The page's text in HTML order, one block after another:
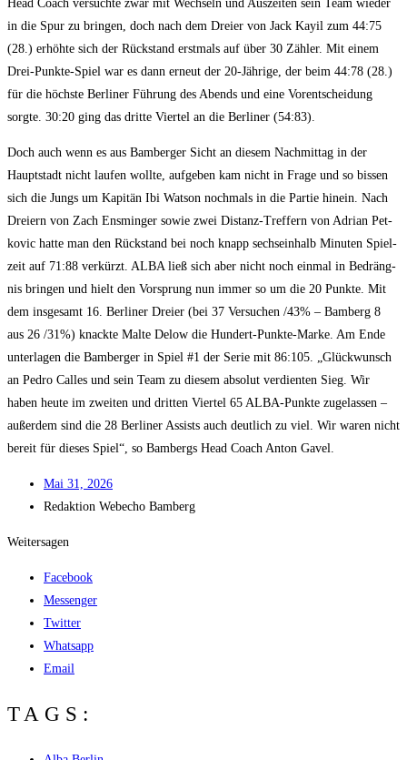
Head Coach ver­such­te zwar mit Wech­seln und Aus­zei­ten sein Team wie­der
in die Spur zu brin­gen, doch nach dem Drei­er von Jack Kay­il zum 44:75
(28.) erhöh­te sich der Rück­stand erst­mals auf über 30 Zäh­ler. Mit einem
Drei-Punk­te-Spiel war es dann erneut der 20-Jäh­ri­ge, der beim 44:78 (28.)
für die höchs­te Ber­li­ner Füh­rung des Abends und eine Vor­ent­schei­dung
sorg­te. 30:20 ging das drit­te Vier­tel an die Ber­li­ner (54:83).
Doch auch wenn es aus Bam­ber­ger Sicht an die­sem Nach­mit­tag in der
Haupt­stadt nicht lau­fen woll­te, auf­ge­ben kam nicht in Fra­ge und so bis­sen
sich die Jungs um Kapi­tän Ibi Wat­son noch­mals in die Par­tie hin­ein. Nach
Drei­ern von Zach Ens­min­ger sowie zwei Distanz-Tref­fern von Adri­an Pet­
ko­vic hat­te man den Rück­stand bei noch knapp sechs­ein­halb Minu­ten Spiel­
zeit auf 71:88 ver­kürzt. ALBA ließ sich aber nicht noch ein­mal in Bedräng­
nis brin­gen und hielt den Vor­sprung nun immer so um die 20 Punk­te. Mit
dem ins­ge­samt 16. Ber­li­ner Drei­er (bei 37 Ver­su­chen /​43% – Bam­berg 8
aus 26 /​31%) knack­te Mal­te Delow die Hun­dert-Punk­te-Mar­ke. Am Ende
unter­la­gen die Bam­ber­ger in Spiel #1 der Serie mit 86:105. „Glück­wunsch
an Pedro Cal­les und sein Team zu die­sem abso­lut ver­dien­ten Sieg. Wir
haben heu­te im zwei­ten und drit­ten Vier­tel 65 ALBA-Punk­te zuge­las­sen –
außer­dem sind die 28 Ber­li­ner Assists auch deut­lich zu viel. Wir waren nicht
bereit für die­ses Spiel“, so Bam­bergs Head Coach Anton Gavel.
Mai 31, 2026
Redak­ti­on Web­echo Bamberg
Weitersagen
Facebook
Messenger
Twitter
Whatsapp
Email
TAGS: